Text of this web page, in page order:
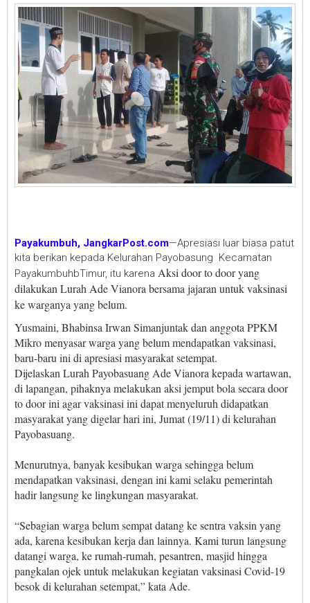
Payakumbuh, JangkarPost.com—Apresiasi luar biasa patut
kita berikan kepada Kelurahan Payobasung Kecamatan
PayakumbuhbTimur, itu karena Aksi door to door yang
dilakukan Lurah Ade Vianora bersama jajaran untuk vaksinasi
ke warganya yang belum.
Yusmaini, Bhabinsa Irwan Simanjuntak dan anggota PPKM
Mikro menyasar warga yang belum mendapatkan vaksinasi,
baru-baru ini di apresiasi masyarakat setempat.
Dijelaskan Lurah Payobasuang Ade Vianora kepada wartawan,
di lapangan, pihaknya melakukan aksi jemput bola secara door
to door ini agar vaksinasi ini dapat menyeluruh didapatkan
masyarakat yang digelar hari ini, Jumat (19/11) di kelurahan
Payobasuang.
Menurutnya, banyak kesibukan warga sehingga belum
mendapatkan vaksinasi, dengan ini kami selaku pemerintah
hadir langsung ke lingkungan masyarakat.
“Sebagian warga belum sempat datang ke sentra vaksin yang
ada, karena kesibukan kerja dan lainnya. Kami turun langsung
datangi warga, ke rumah-rumah, pesantren, masjid hingga
pangkalan ojek untuk melakukan kegiatan vaksinasi Covid-19
besok di kelurahan setempat,” kata Ade.